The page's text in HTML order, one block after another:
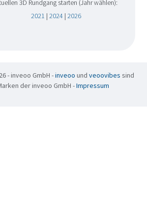
3D Rundgang starten (Jahr wählen):
2021 | 2024| 2026
- inveoo GmbH -inveoo und veoovibes sind
der inveoo GmbH -Impressum